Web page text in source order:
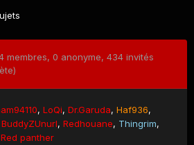
membres, 0 anonyme, 434 invités
LoQi Dr.Garuda Haf936
BuddyZUnurl Redhouane
Thingrim
Red panther